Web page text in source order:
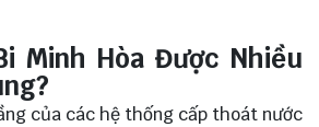
Minh Hòa Được Nhiều
của các hệ thống cấp thoát nước